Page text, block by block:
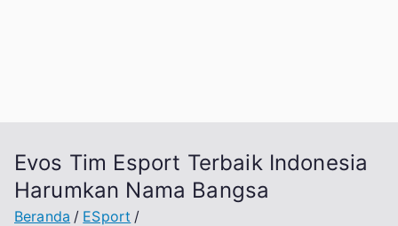
Evos Tim Esport Terbaik Indonesia
Harumkan Nama Bangsa
Beranda
ESport